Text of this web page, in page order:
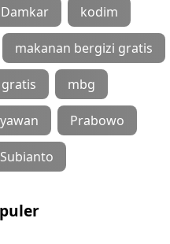
Damkar kodim
makanan bergizi gratis
mbg
Prabowo